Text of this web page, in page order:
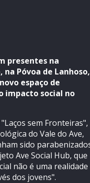
presentes na
Póvoa de Lanhoso,
espaço de
impacto social no
sem Fronteiras",
do Vale do Ave,
sido
Ave Social Hub, que
não é uma realidade
dos jovens".